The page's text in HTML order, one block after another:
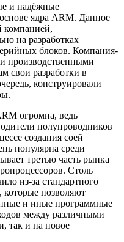
и надёжные
ядра ARM. Данное
компанией,
на разработках
блоков. Компания-
производственными
свои разработки в
конструировали
огромна, ведь
полупроводников
создания соей
популярна среди
третью часть рынка
Столь
из-за стандартного
которые позволяют
и иные программные
между различными
так и на новое